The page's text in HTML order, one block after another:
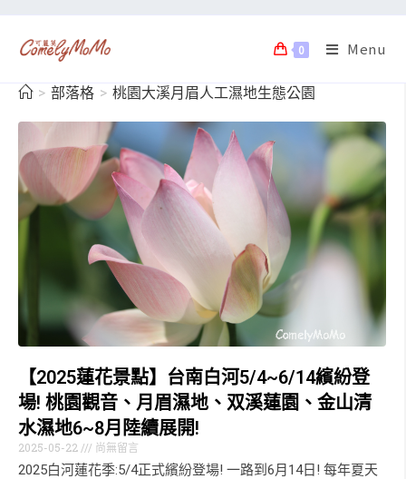
0 Menu
> 部落格 > 桃園大溪月眉人工濕地生態公園
【2025蓮花景點】台南白河5/4~6/14繽紛登
場! 桃園觀音、月眉濕地、双溪蓮園、金山清
水濕地6~8月陸續展開!
2025-05-22 尚無留言
2025白河蓮花季:5/4正式繽紛登場! 一路到6月14日! 每年夏天